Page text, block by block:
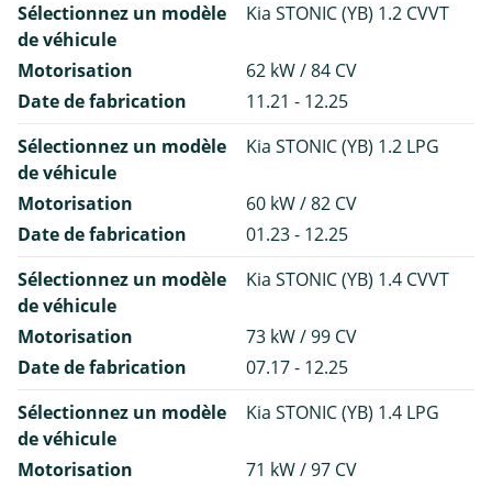
Sélectionnez un modèle
de véhicule
Kia STONIC (YB) 1.2 CVVT
Motorisation
62 kW / 84 CV
Date de fabrication
11.21 - 12.25
Sélectionnez un modèle
de véhicule
Kia STONIC (YB) 1.2 LPG
Motorisation
60 kW / 82 CV
Date de fabrication
01.23 - 12.25
Sélectionnez un modèle
de véhicule
Kia STONIC (YB) 1.4 CVVT
Motorisation
73 kW / 99 CV
Date de fabrication
07.17 - 12.25
Sélectionnez un modèle
de véhicule
Kia STONIC (YB) 1.4 LPG
Motorisation 71 kW / 97 CV